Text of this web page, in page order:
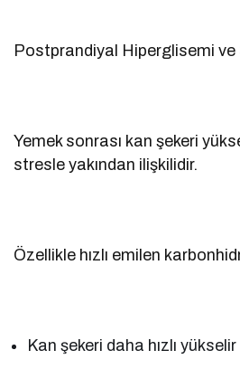
Postprandiyal Hiperglisemi
Yemek sonrası kan şekeri
stresle yakından ilişkilidir.
Özellikle hızlı emilen
Kan şekeri daha hızlı yükselir